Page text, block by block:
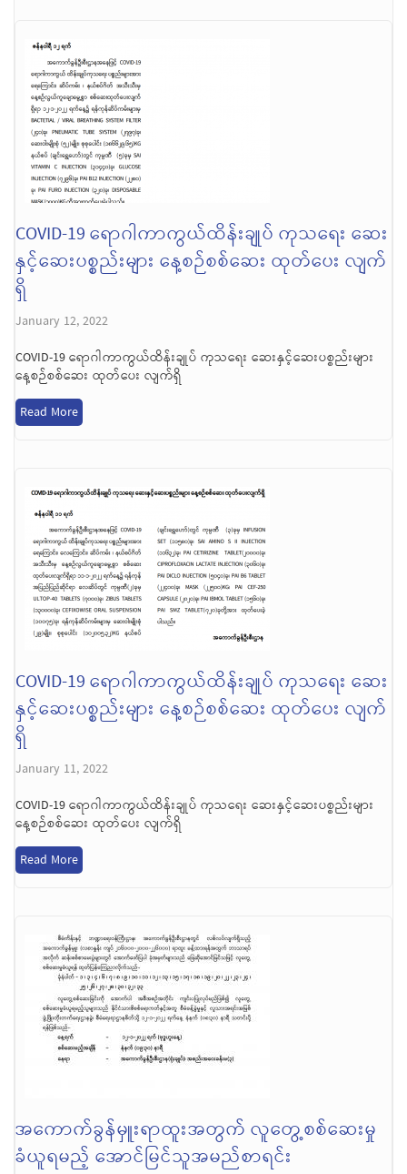
COVID-19 ရောဂါကာကွယ်ထိန်းချုပ် ကုသရေး ဆေး
နှင့်ဆေးပစ္စည်းများ နေ့စဉ်စစ်ဆေး ထုတ်ပေး လျက်
ရှိ
January 12, 2022
COVID-19 ရောဂါကာကွယ်ထိန်းချုပ် ကုသရေး ဆေးနှင့်ဆေးပစ္စည်းများ
နေ့စဉ်စစ်ဆေး ထုတ်ပေး လျက်ရှိ
Read More
COVID-19 ရောဂါကာကွယ်ထိန်းချုပ် ကုသရေး ဆေး
နှင့်ဆေးပစ္စည်းများ နေ့စဉ်စစ်ဆေး ထုတ်ပေး လျက်
ရှိ
January 11, 2022
COVID-19 ရောဂါကာကွယ်ထိန်းချုပ် ကုသရေး ဆေးနှင့်ဆေးပစ္စည်းများ
နေ့စဉ်စစ်ဆေး ထုတ်ပေး လျက်ရှိ
Read More
အကောက်ခွန်မှူးရာထူးအတွက် လူတွေ့စစ်ဆေးမှု
ခံယူရမည့် အောင်မြင်သူအမည်စာရင်း